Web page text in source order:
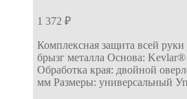
1 372 ₽
Комплексная защита всей руки
брызг металла Основа:
Обработка края: двойной
мм Размеры: универсальный